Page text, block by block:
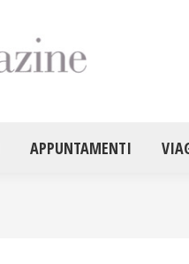
APPUNTAMENTI